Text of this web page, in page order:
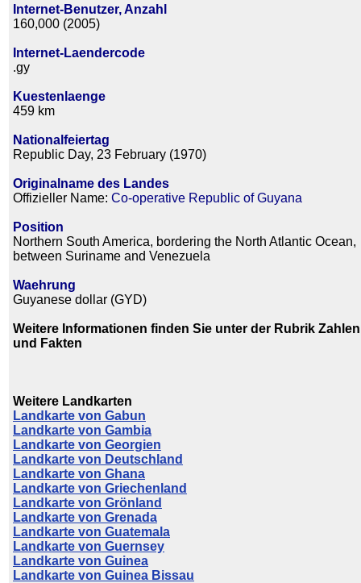
Internet-Benutzer, Anzahl
160,000 (2005)
Internet-Laendercode
.gy
Kuestenlaenge
459 km
Nationalfeiertag
Republic Day, 23 February (1970)
Originalname des Landes
Offizieller Name: Co-operative Republic of Guyana
Position
Northern South America, bordering the North Atlantic Ocean,
between Suriname and Venezuela
Waehrung
Guyanese dollar (GYD)
Weitere Informationen finden Sie unter der Rubrik Zahlen
und Fakten
Weitere Landkarten
Landkarte von Gabun
Landkarte von Gambia
Landkarte von Georgien
Landkarte von Deutschland
Landkarte von Ghana
Landkarte von Griechenland
Landkarte von Grönland
Landkarte von Grenada
Landkarte von Guatemala
Landkarte von Guernsey
Landkarte von Guinea
Landkarte von Guinea Bissau